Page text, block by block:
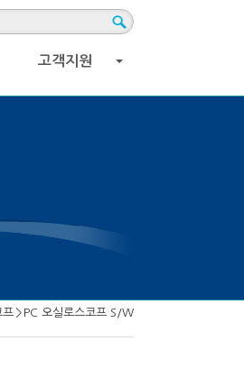
고객지원
프 > PC 오실로스코프 S/W